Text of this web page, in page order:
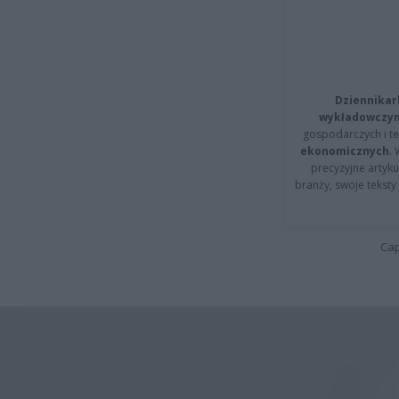
gospodarczych i
ekonomicznych.
precyzyjne
branży, swoje